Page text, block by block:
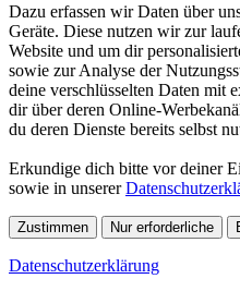
Dazu erfassen wir Daten über
Geräte. Diese nutzen wir zur
Website und um dir
sowie zur Analyse der
deine verschlüsselten Daten mit
dir über deren Online-
du deren Dienste bereits selbst
Erkundige dich bitte vor deiner
sowie in unserer
Zustimmen Nur erforderliche
Datenschutzerklärung